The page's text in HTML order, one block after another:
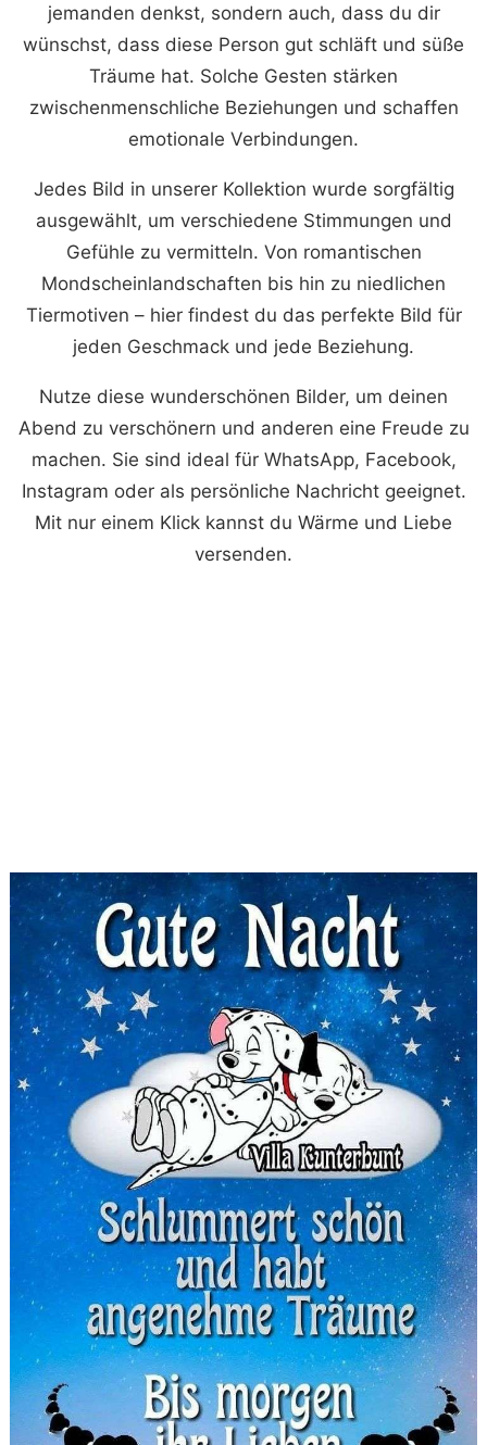
jemanden denkst, sondern auch, dass du dir
wünschst, dass diese Person gut schläft und süße
Träume hat. Solche Gesten stärken
zwischenmenschliche Beziehungen und schaffen
emotionale Verbindungen.
Jedes Bild in unserer Kollektion wurde sorgfältig
ausgewählt, um verschiedene Stimmungen und
Gefühle zu vermitteln. Von romantischen
Mondscheinlandschaften bis hin zu niedlichen
Tiermotiven – hier findest du das perfekte Bild für
jeden Geschmack und jede Beziehung.
Nutze diese wunderschönen Bilder, um deinen
Abend zu verschönern und anderen eine Freude zu
machen. Sie sind ideal für WhatsApp, Facebook,
Instagram oder als persönliche Nachricht geeignet.
Mit nur einem Klick kannst du Wärme und Liebe
versenden.